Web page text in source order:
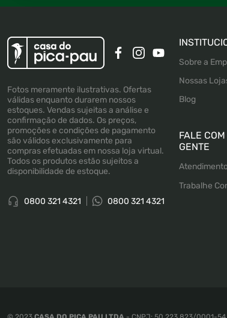
Fotos meramente ilustrativas. Ofertas
válidas enquanto durarem nossos
estoques. Vendas sujeitas a análise e
confirmação de dados. Os preços,
promoções e condições de pagamento
são válidos exclusivamente para
compras efetuadas em nossa loja virtual.
Todos os produtos estão sujeitos a
disponibilidade de estoque.
0800 321 4321 0800 321 4321
Sobre a
Nossas
Blog
FALE
GENTE
Trabalhe